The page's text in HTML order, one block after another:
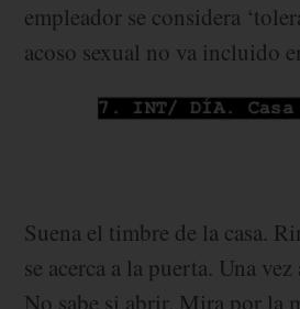
empleador se considera
acoso sexual no va incluido
Suena el timbre de la casa.
se acerca a la puerta. Una
No sabe si abrir. Mira por la